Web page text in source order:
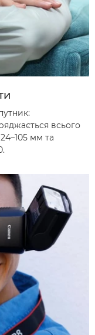
всього
мм та